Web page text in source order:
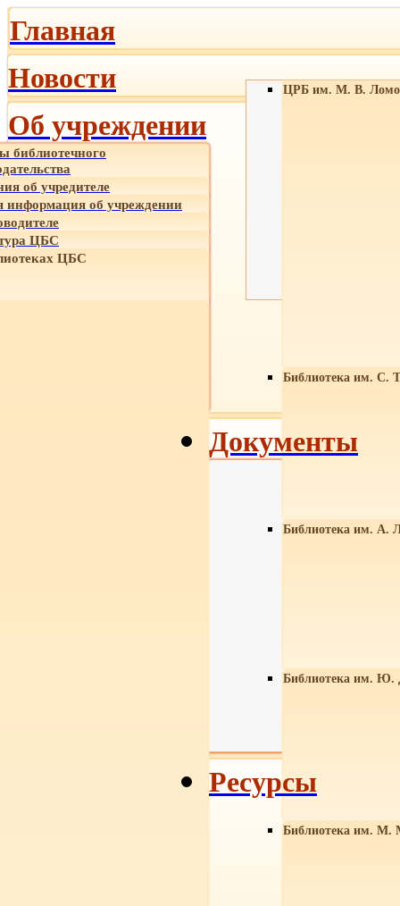
Главная
Новости
Об учреждении
библиотечного
об учредителе
об учреждении
ЦБС
ЦБС
ЦРБ им. М. В.
Библиотека им. С.
Библиотека им. А.
Библиотека им. Ю.
Библиотека им. М.
Документы
Ресурсы